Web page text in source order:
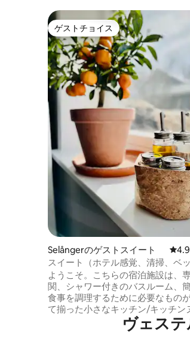
ゲストチョイス
ゲストチョイス
Selångerのゲストスイート レビ
スイート（ホテル感覚、清掃、ベ
ネン、バスタオル付き）
ようこそ。こちらの宿泊施設は、
関、シャワー付きのバスルーム、
食事を調理するために必要なもの
て揃った小さなキッチン/キッチン
を備えた安価な宿泊施設です。エア
イヤー、電子レンジ、コンロ、ト
ヴェス